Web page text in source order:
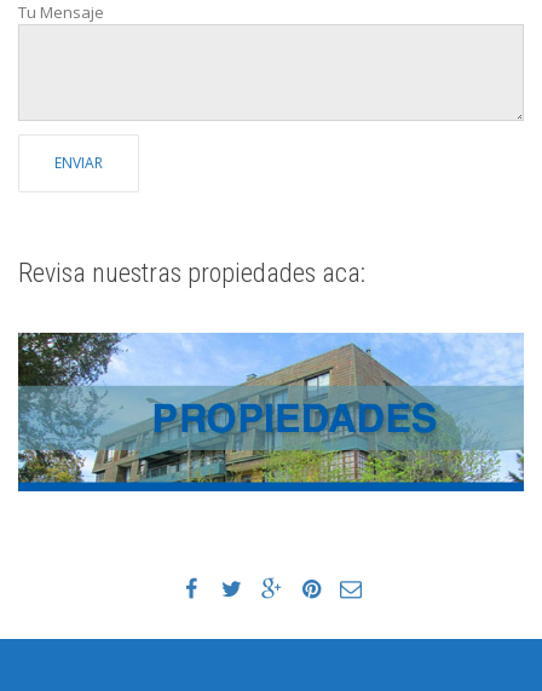
Tu Mensaje
Revisa nuestras propiedades aca: